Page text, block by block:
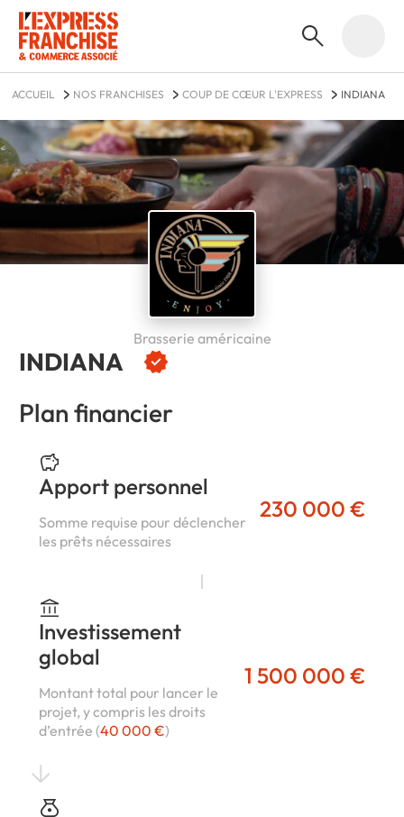
ACCUEIL NOS FRANCHISES COUP DE CŒUR L'EXPRESS INDIANA
INDIANA
Brasserie américaine
Plan financier
Apport personnel
Somme requise pour déclencher
les prêts nécessaires
230 000 €
Investissement
global
Montant total pour lancer le
projet, y compris les droits
d’entrée (40 000 €)
1 500 000 €